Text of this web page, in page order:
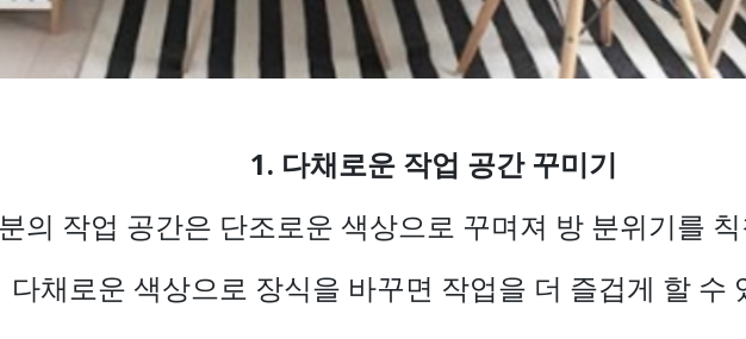
1. 다채로운 작업 공간 꾸미기
의 작업 공간은 단조로운 색상으로 꾸며져 방 분위기를
다채로운 색상으로 장식을 바꾸면 작업을 더 즐겁게 할 수